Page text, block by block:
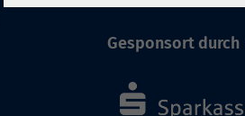
Gesponsort durch